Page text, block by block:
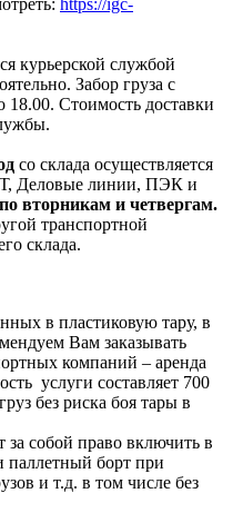
курьерской службой
Забор груза с
18.00. Стоимость доставки
со склада осуществляется
Деловые линии, ПЭК и
по вторникам и четвергам.
транспортной
склада.
в пластиковую тару, в
Вам заказывать
компаний – аренда
услуги составляет 700
без риска боя тары в
за собой право включить в
паллетный борт при
и т.д. в том числе без